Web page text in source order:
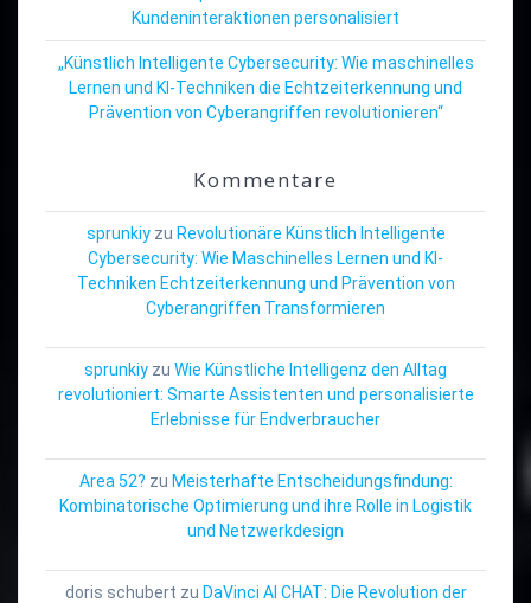
Kundeninteraktionen personalisiert
„Künstlich Intelligente Cybersecurity: Wie maschinelles
Lernen und KI-Techniken die Echtzeiterkennung und
Prävention von Cyberangriffen revolutionieren“
Kommentare
sprunkiyzu Revolutionäre Künstlich Intelligente
Cybersecurity: Wie Maschinelles Lernen und KI-
Techniken Echtzeiterkennung und Prävention von
Cyberangriffen Transformieren
sprunkiy zu Wie Künstliche Intelligenz den Alltag
revolutioniert: Smarte Assistenten und personalisierte
Erlebnisse für Endverbraucher
Area 52? zu Meisterhafte Entscheidungsfindung:
Kombinatorische Optimierung und ihre Rolle in Logistik
und Netzwerkdesign
doris schubert zu DaVinci AI CHAT: Die Revolution der